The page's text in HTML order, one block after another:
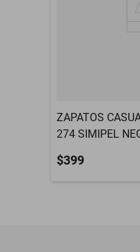
ZAPATOS
274 SIMIPEL
$399